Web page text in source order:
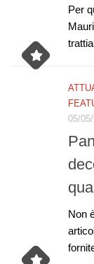
Per
05/
Non